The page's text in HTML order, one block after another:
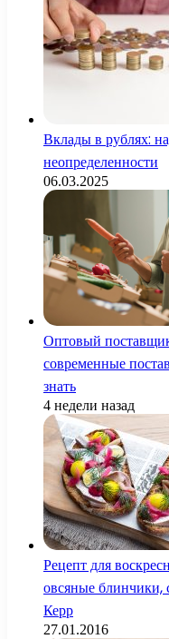
Вклады в рублях:
неопределенности
06.03.2025
Оптовый
современные
знать
4 недели назад
Рецепт для
овсяные блинчики,
Керр
27.01.2016